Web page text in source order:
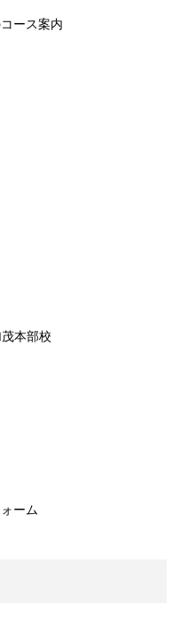
ース案内
本部校
ーム